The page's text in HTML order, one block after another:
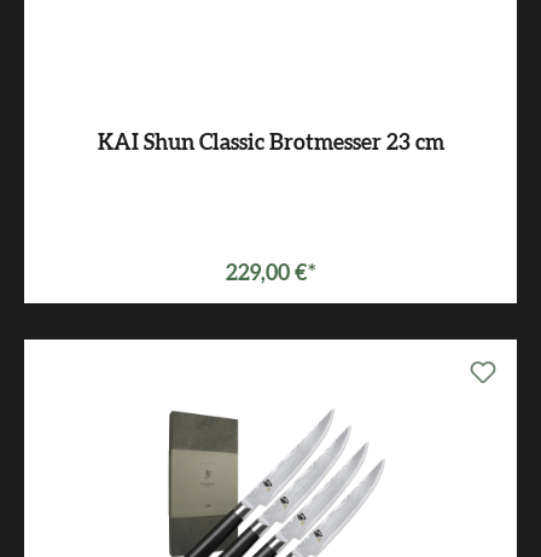
KAI Shun Classic Brotmesser 23 cm
229,00 €*